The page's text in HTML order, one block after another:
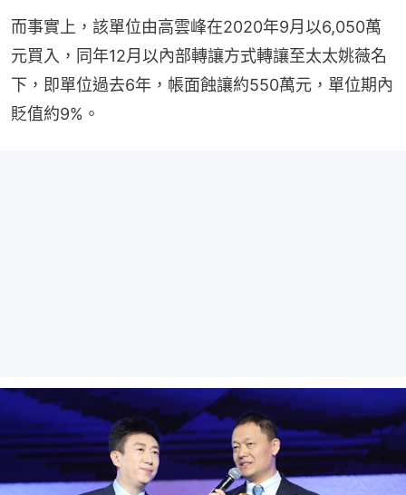
而事實上，該單位由高雲峰在2020年9月以6,050萬
元買入，同年12月以內部轉讓方式轉讓至太太姚薇名
下，即單位過去6年，帳面蝕讓約550萬元，單位期內
貶值約9%。